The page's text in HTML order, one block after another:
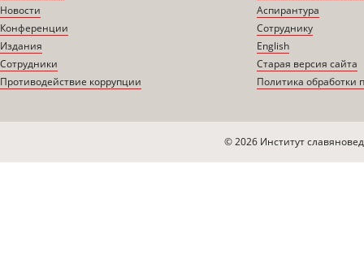
Новости
Конференции
Издания
Сотрудники
Противодействие коррупции
Аспирантура
Сотруднику
English
Старая версия сайта
Политика обработки
© 2026 Институт